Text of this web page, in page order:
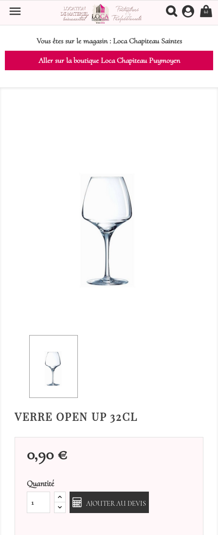
Vous êtes sur le magasin :Loca Chapiteau Saintes
Aller sur la boutique Loca Chapiteau Puymoyen
 (0)
VERRE OPEN UP 32CL
0,90 €
Quantité
AJOUTER AU DEVIS